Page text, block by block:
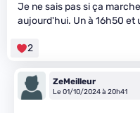
Je ne sais pas si ça
aujourd'hui. Un à 16h50 et
2
ZeMeilleur
Le 01/10/2024 à 20h41